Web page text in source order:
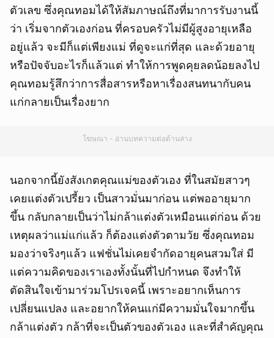
ตัวเลข ซึ่งคุณทอมได้ให้สัมภาษณ์ถึงที่มาการรับงานนี้
ว่า เริ่มจากตัวเองก่อน ที่ครอบครัวไม่มีผู้สูงอายุเหลือ
อยู่แล้ว จะมีก็แต่เพียงแม่ ที่ดูจะแก่ที่สุด และด้วยอายุ
หรือปัจจับอะไรก็แล้วแต่ ทำให้การพูดคุยลดน้อยลงไป
คุณทอมรู้สึกว่าการสื่อสารหรือหาเรื่องสนทนากับคน
แก่กลายเป็นเรื่องยาก
โฆษณา - อ่านบทความต่อด้านล่าง
นอกจากนี้ยังสังเกตคุณแม่ของตัวเอง ที่ในสมัยสาวๆ
เคยแต่งตัวเปรี้ยว เป็นสาวมั่นมาก่อน แต่พออายุมาก
ขึ้น กลับกลายเป็นว่าไม่กล้าแต่งตัวเหมือนแต่ก่อน ด้วย
เหตุผลว่าแม่แก่แล้ว ก็ต้องแต่งตัวตามวัย ซึ่งคุณทอม
มองว่าจริงๆแล้ว แฟชั่นไม่เคยจำกัดอายุคนสวมใส่ มี
แต่ความคิดของเราเองทั้งนั้นที่ไปกำหนด จึงทำให้
ตัดสินใจเข้ามาร่วมโปรเจคนี้ เพราะอยากเห็นการ
เปลี่ยนแปลง และอยากให้คนแก่มีความมั่นใจมากขึ้น
กล้าแต่งตัว กล้าที่จะเป็นตัวของตัวเอง และที่สำคัญคุณ